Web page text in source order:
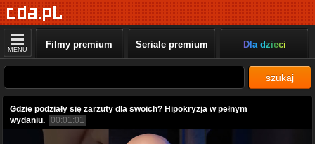
MENU Filmy premium Seriale premium Dla dzieci
szukaj
Gdzie podziały się zarzuty dla swoich? Hipokryzja w pełnym
wydaniu. 00:01:01